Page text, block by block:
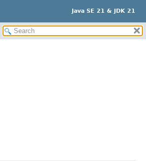
Java SE 21 & JDK 21